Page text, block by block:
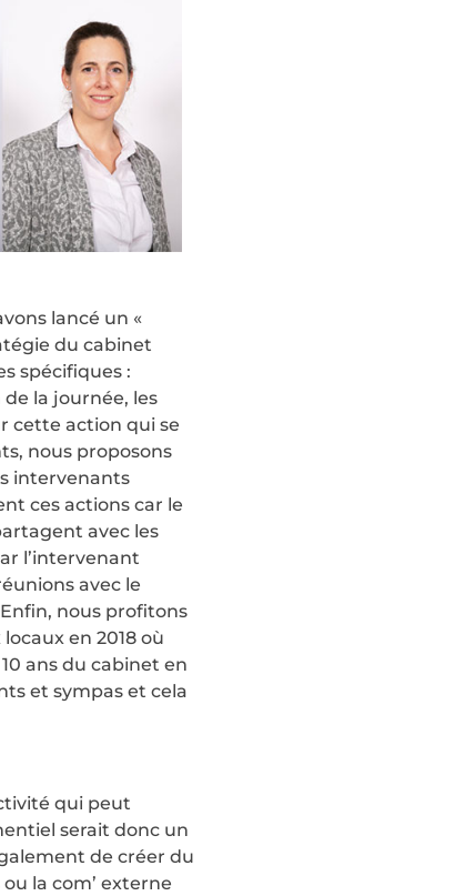
lancé un «
du cabinet
spécifiques :
la journée, les
cette action qui se
nous proposons
intervenants
ces actions car le
avec les
l’intervenant
avec le
nous profitons
en 2018 où
ans du cabinet en
et sympas et cela
qui peut
serait donc un
de créer du
la com’ externe